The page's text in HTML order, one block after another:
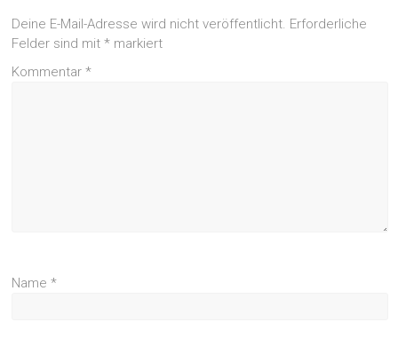
Deine E-Mail-Adresse wird nicht veröffentlicht. Erforderliche
Felder sind mit* markiert
Kommentar*
Name*